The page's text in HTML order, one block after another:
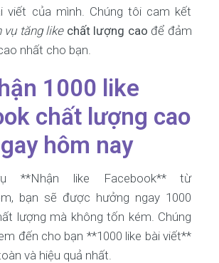
viết của mình. Chúng tôi cam kết
vụ tăng like chất lượng cao để đảm
nhất cho bạn.
1000 like
chất lượng cao
hôm nay
**Nhận like Facebook** từ
bạn sẽ được hưởng ngay 1000
lượng mà không tốn kém. Chúng
đến cho bạn **1000 like bài viết**
và hiệu quả nhất.